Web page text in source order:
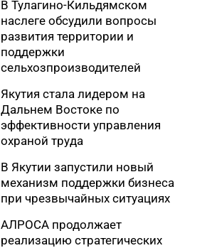
В Тулагино-Кильдямском
наслеге обсудили вопросы
развития территории и
поддержки
сельхозпроизводителей
Якутия стала лидером на
Дальнем Востоке по
эффективности управления
охраной труда
В Якутии запустили новый
механизм поддержки бизнеса
при чрезвычайных ситуациях
АЛРОСА продолжает
реализацию стратегических